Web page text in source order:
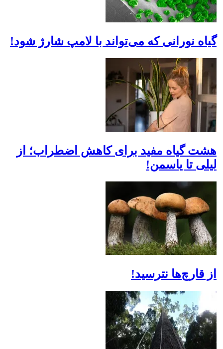
گیاه نورانی که می‌تواند با لامپ شارژ شود!
هشت گیاه مفید برای کاهش اضطراب؛ از
لیلی تا یاسمن!
از قارچ‌ها نترسید!